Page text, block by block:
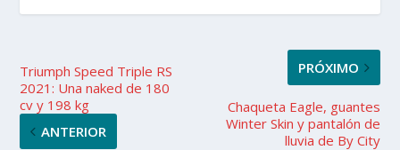
Triumph Speed Triple RS
2021: Una naked de 180
cv y 198 kg
ANTERIOR
PRÓXIMO
Chaqueta Eagle, guantes
Winter Skin y pantalón de
lluvia de By City